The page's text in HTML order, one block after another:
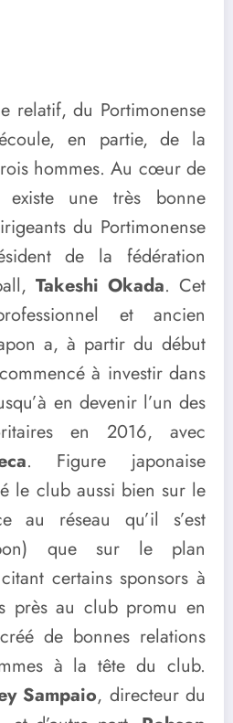
relatif, du Portimonense
en partie, de la
hommes. Au cœur de
existe une très bonne
du Portimonense
de la fédération
Takeshi Okada. Cet
et ancien
a, à partir du début
à investir dans
en devenir l’un des
en 2016, avec
. Figure japonaise
le club aussi bien sur le
au réseau qu’il s’est
que sur le plan
certains sponsors à
près au club promu en
de bonnes relations
à la tête du club.
Sampaio, directeur du